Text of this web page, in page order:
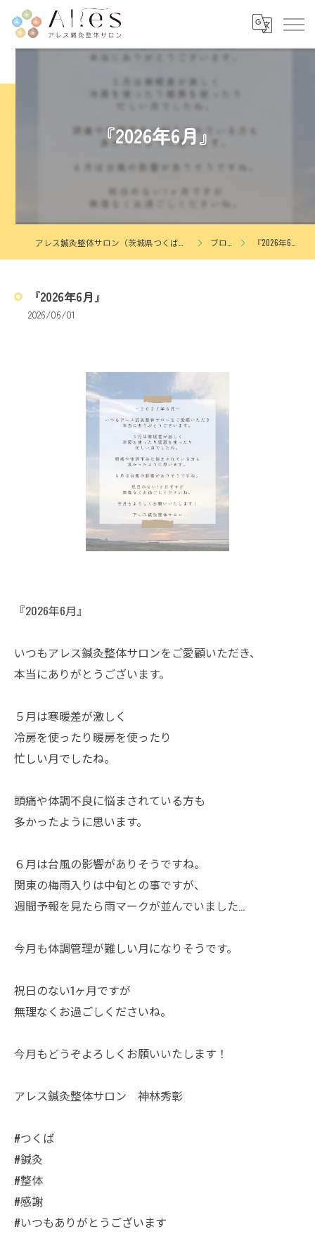
『2026年6月』
ブログ 『2026年6月』
『2026年6月』
2026/06/01
『2026年6月』
いつもアレス鍼灸整体サロンをご愛顧いただき、
本当にありがとうございます。
５月は寒暖差が激しく
冷房を使ったり暖房を使ったり
忙しい月でしたね。
頭痛や体調不良に悩まされている方も
多かったように思います。
６月は台風の影響がありそうですね。
関東の梅雨入りは中旬との事ですが、
週間予報を見たら雨マークが並んでいました…
今月も体調管理が難しい月になりそうです。
祝日のない1ヶ月ですが
無理なくお過ごしくださいね。
今月もどうぞよろしくお願いいたします！
アレス鍼灸整体サロン 神林秀彰
#つくば
#鍼灸
#整体
#感謝
#いつもありがとうございます